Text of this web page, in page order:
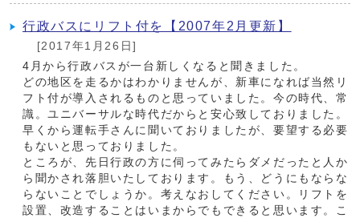
行政バスにリフト付を【2007年2月更新】
[2017年1月26日]
4月から行政バスが一台新しくなると聞きました。
どの地区を走るかはわかりませんが、新車になれば当然リ
フト付が導入されるものと思っていました。今の時代、常
識。ユニバーサルな時代だからと安心致しておりました。
早くから運転手さんに聞いておりましたが、要望する必要
もないと思っておりました。
ところが、先日行政の方に伺ってみたらダメだったと人か
ら聞かされ落胆いたしております。もう、どうにもならな
らないことでしょうか。考えなおしてください。リフトを
設置、改造することはいまからでもできると思います。こ